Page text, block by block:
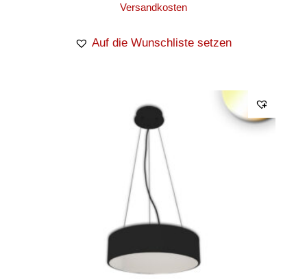
Versandkosten
Auf die Wunschliste setzen